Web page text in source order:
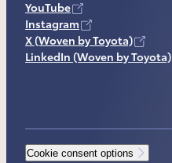
YouTube
Instagram
X (Woven by Toyota)
LinkedIn (Woven by Toyota)
Cookie consent options